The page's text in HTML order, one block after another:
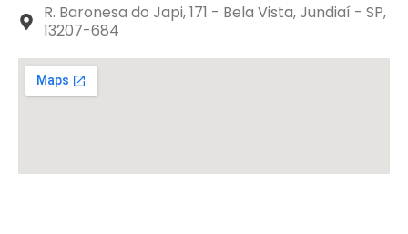
R. Baronesa do Japi, 171 - Bela Vista, Jundiaí - SP,
13207-684